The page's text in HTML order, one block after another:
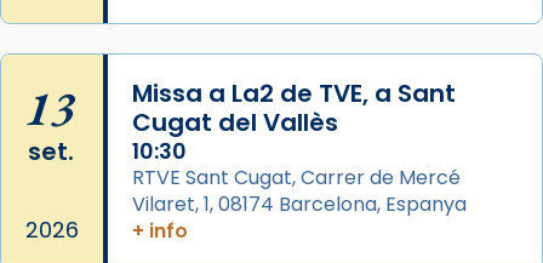
L’arquebisbe de Barcelona, el cardenal Joan
Josep Omella, ha presidit la missa i l’ha
concelebrat el bisbe auxiliar de Barcelona,
Mons. David Abadías.
📸 Dr. G. Simón
13
set.
2026
Missa a La2 de TVE, a Sant
Cugat del Vallès
10:30
RTVE Sant Cugat, Carrer de Mercé
Vilaret, 1, 08174 Barcelona, Espanya
+ info